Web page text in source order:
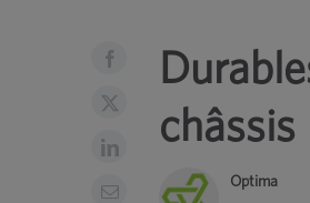
châssis
Optima